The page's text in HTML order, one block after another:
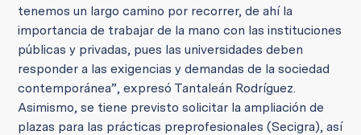
tenemos un largo camino por recorrer, de ahí la
importancia de trabajar de la mano con las instituciones
públicas y privadas, pues las universidades deben
responder a las exigencias y demandas de la sociedad
contemporánea”, expresó Tantaleán Rodríguez.
Asimismo, se tiene previsto solicitar la ampliación de
plazas para las prácticas preprofesionales (Secigra), así